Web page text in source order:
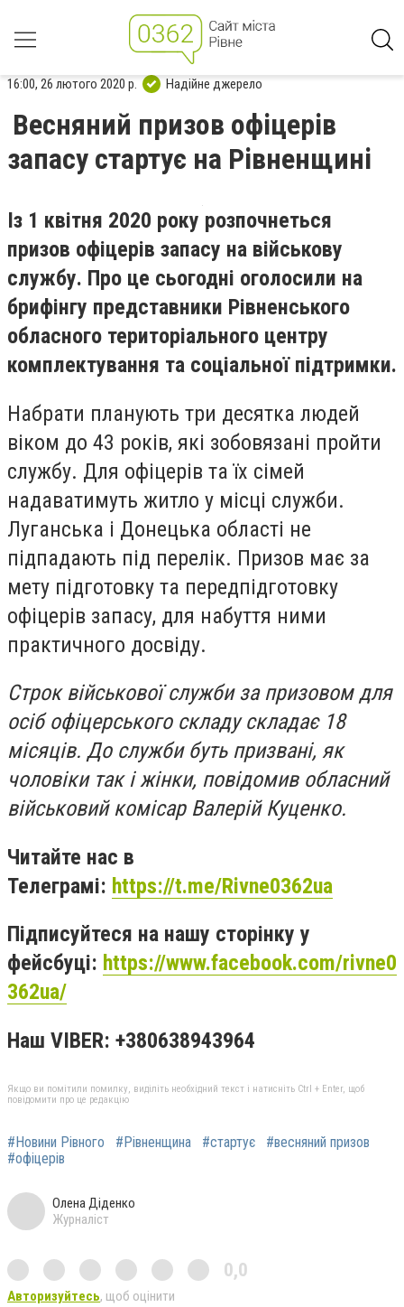
16:00, 26 лютого 2020 р. Надійне джерело
Весняний призов офіцерів
запасу стартує на Рівненщині
Із 1 квітня 2020 року розпочнеться
призов офіцерів запасу на військову
службу. Про це сьогодні оголосили на
брифінгу представники Рівненського
обласного територіального центру
комплектування та соціальної підтримки.
Набрати планують три десятка людей
віком до 43 років, які зобовязані пройти
службу. Для офіцерів та їх сімей
надаватимуть житло у місці служби.
Луганська і Донецька області не
підпадають під перелік. Призов має за
мету підготовку та передпідготовку
офіцерів запасу, для набуття ними
практичного досвіду.
Строк військової служби за призовом для
осіб офіцерського складу складає 18
місяців. До служби буть призвані, як
чоловіки так і жінки, повідомив обласний
військовий комісар Валерій Куценко.
Читайте нас в
Телеграмі: https://t.me/Rivne0362ua
Підписуйтеся на нашу сторінку у
фейсбуці: https://www.facebook.com/rivne0
362ua/
Наш VIBER: +380638943964
Якщо ви помітили помилку, виділіть необхідний текст і натисніть Ctrl + Enter, щоб
повідомити про це редакцію
#Новини Рівного #Рівненщина #стартує
#весняний призов
#офіцерів
Олена Діденко
Журналіст
0,0
Авторизуйтесь, щоб оцінити